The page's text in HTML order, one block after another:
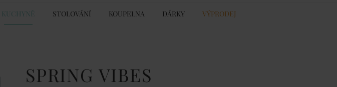
KUCHYNĚ STOLOVÁNÍ KOUPELNA DÁRKY VÝPRODEJ
SPRING VIBES